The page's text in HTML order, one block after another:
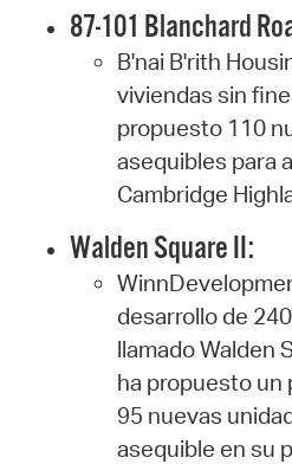
87-101 Blanchard
B'nai B'rith
viviendas sin
propuesto 110
asequibles para
Cambridge
Walden Square II:
desarrollo de
llamado Walden
ha propuesto un
95 nuevas
asequible en su